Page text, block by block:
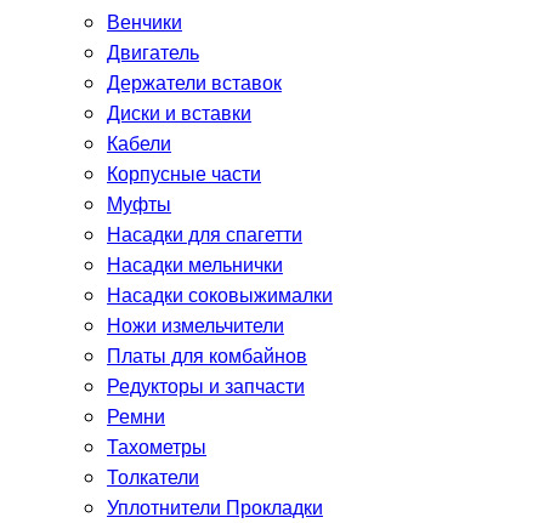
Венчики
Двигатель
Держатели вставок
Диски и вставки
Кабели
Корпусные части
Муфты
Насадки для спагетти
Насадки мельнички
Насадки соковыжималки
Ножи измельчители
Платы для комбайнов
Редукторы и запчасти
Ремни
Тахометры
Толкатели
Уплотнители Прокладки